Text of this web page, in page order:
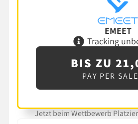
EMEET
Tracking
BIS ZU
PAY PER SALE
Jetzt beim Wettbewerb